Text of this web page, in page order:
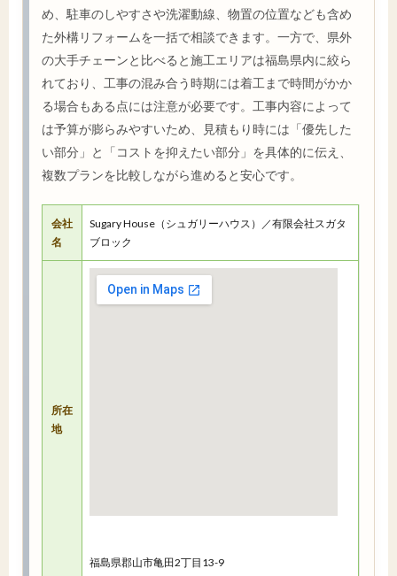
め、駐車のしやすさや洗濯動線、物置の位置なども含め
た外構リフォームを一括で相談できます。一方で、県外
の大手チェーンと比べると施工エリアは福島県内に絞ら
れており、工事の混み合う時期には着工まで時間がかか
る場合もある点には注意が必要です。工事内容によって
は予算が膨らみやすいため、見積もり時には「優先した
い部分」と「コストを抑えたい部分」を具体的に伝え、
複数プランを比較しながら進めると安心です。
会社
名
Sugary House（シュガリーハウス）／有限会社スガタ
ブロック
所在
地
福島県郡山市亀田2丁目13-9